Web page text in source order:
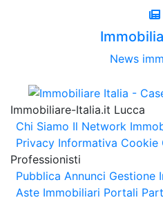
News
Immobiliare-Italia.it Lucca
Chi Siamo Il Network
Privacy Informativa Cookie
Professionisti
Pubblica Annunci Gestione
Aste Immobiliari Portali